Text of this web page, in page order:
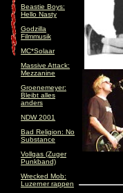
Beastie Boys:
Hello Nasty
Godzilla
Filmmusik
MC*Solaar
Massive Attack:
Mezzanine
Groenemeyer:
Bleibt alles
anders
NDW 2001
Bad Religion: No
Substance
Vollgas (Zuger
Punkband)
Wrecked Mob:
Luzerner rappen